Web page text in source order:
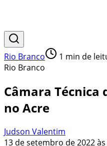
Rio Branco 1 min de
Rio Branco
Câmara
no Acre
Judson Valentim
13 de setembro de 2022 às